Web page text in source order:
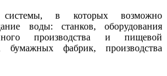
системы, в которых возможно
воды: станков, оборудования
производства и пищевой
бумажных фабрик, производства